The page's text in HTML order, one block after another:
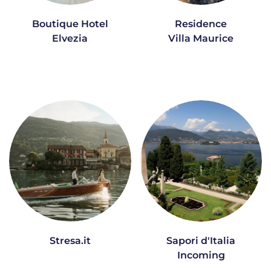
Boutique Hotel
Elvezia
Residence
Villa Maurice
Stresa.it
Sapori d'Italia
Incoming